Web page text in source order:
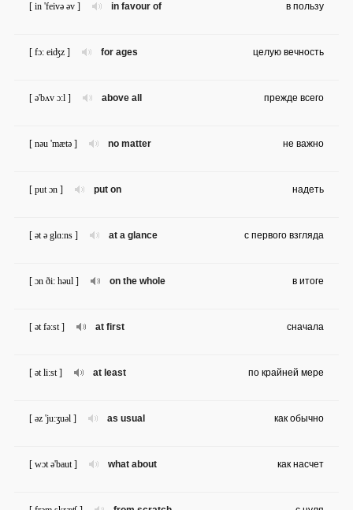
in favour of
[ in 'feivə əv ] в пользу
for ages
[ fɔ: eiʤz ] целую вечность
above all
[ ə'bʌv ɔ:l ] прежде всего
no matter
[ nəu 'mætə ] не важно
put on
[ put ɔn ] надеть
at a glance
[ ət ə glɑ:ns ] с первого взгляда
on the whole
[ ɔn ði: həul ] в итоге
at first
[ ət fə:st ] сначала
at least
[ ət li:st ] по крайней мере
as usual
[ əz 'ju:ʒuəl ] как обычно
what about
[ wɔt ə'baut ] как насчет